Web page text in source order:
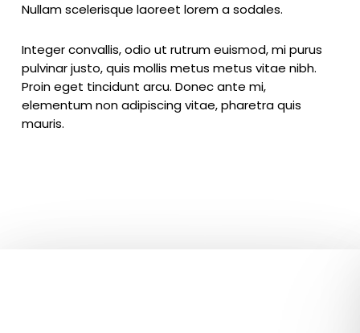
Nullam scelerisque laoreet lorem a sodales.
Integer convallis, odio ut rutrum euismod, mi purus
pulvinar justo, quis mollis metus metus vitae nibh.
Proin eget tincidunt arcu. Donec ante mi,
elementum non adipiscing vitae, pharetra quis
mauris.